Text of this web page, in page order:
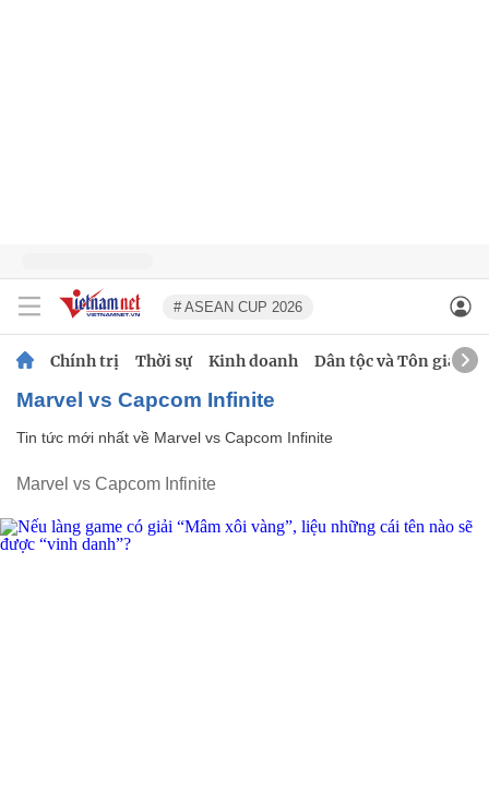
# ASEAN CUP 2026
Chính trị Thời sự Kinh doanh Dân tộc và Tôn giáo
Marvel vs Capcom Infinite
Tin tức mới nhất về Marvel vs Capcom Infinite
Marvel vs Capcom Infinite